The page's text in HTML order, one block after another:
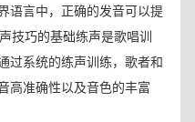
语言中，正确的发音可以提
技巧的基础练声是歌唱训
过系统的练声训练，歌者和
高准确性以及音色的丰富